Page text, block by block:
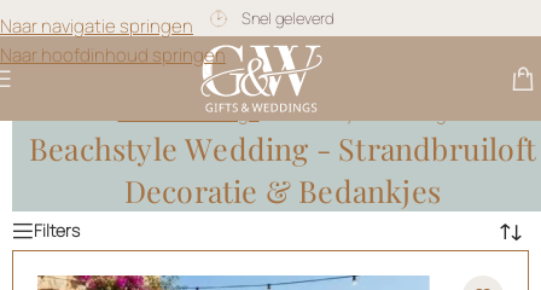
Naar navigatie springen
Naar hoofdinhoud springen
Gratis personalisatie
Gifts & Weddings>Beachstyle Wedding
Beachstyle Wedding - Strandbruiloft
Decoratie & Bedankjes